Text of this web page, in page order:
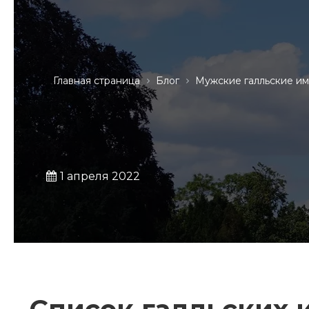
Главная страница Блог Мужские галльские
1 апреля 2022